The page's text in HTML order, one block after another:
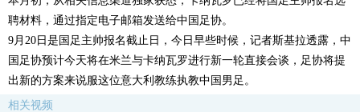
聘材料，通过指定电子邮箱发送给中国足协。
9月20日是国足主帅报名截止日，今日早些时候，记者斯基拉透露，中
国足协预计今天将在米兰与卡纳瓦罗进行新一轮直接会谈，足协将提
出新的方案来说服这位意大利教练执教中国男足。
相关视频